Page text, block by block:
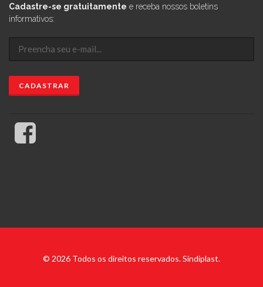
Cadastre-se gratuitamente e receba nossos boletins
informativos:
© 2026 Todos os direitos reservados. Sindiplast.